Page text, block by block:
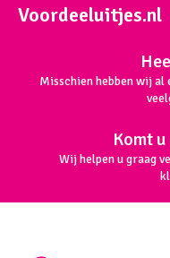
Voordeeluitjes.nl
Misschien hebben wij
Komt
Wij helpen u graag